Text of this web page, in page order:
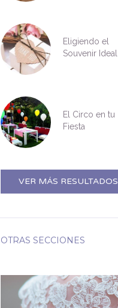
Eligiendo el
Souvenir Ideal
El Circo en tu
Fiesta
VER MÁS RESULTADOS
OTRAS SECCIONES